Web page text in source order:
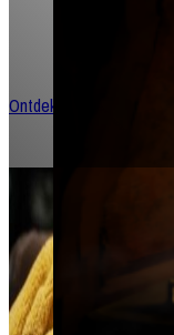
de worp van een
Ontdek meer rollenspellen!